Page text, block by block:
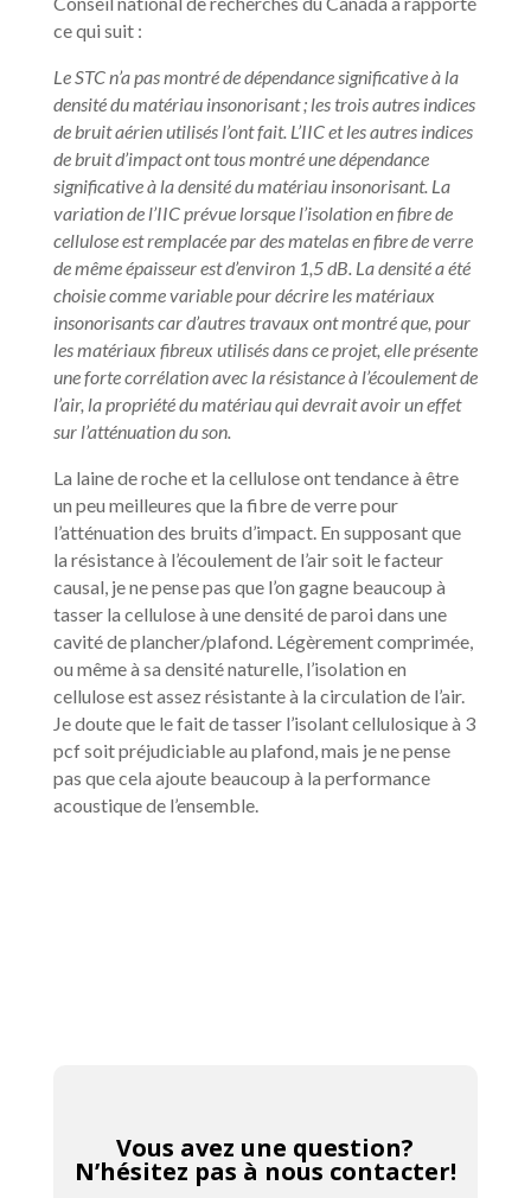
ce qui suit :
Le STC n’a pas montré de dépendance significative à la
densité du matériau insonorisant ; les trois autres indices
de bruit aérien utilisés l’ont fait. L’IIC et les autres indices
de bruit d’impact ont tous montré une dépendance
significative à la densité du matériau insonorisant. La
variation de l’IIC prévue lorsque l’isolation en fibre de
cellulose est remplacée par des matelas en fibre de verre
de même épaisseur est d’environ 1,5 dB. La densité a été
choisie comme variable pour décrire les matériaux
insonorisants car d’autres travaux ont montré que, pour
les matériaux fibreux utilisés dans ce projet, elle présente
une forte corrélation avec la résistance à l’écoulement de
l’air, la propriété du matériau qui devrait avoir un effet
sur l’atténuation du son.
La laine de roche et la cellulose ont tendance à être
un peu meilleures que la fibre de verre pour
l’atténuation des bruits d’impact. En supposant que
la résistance à l’écoulement de l’air soit le facteur
causal, je ne pense pas que l’on gagne beaucoup à
tasser la cellulose à une densité de paroi dans une
cavité de plancher/plafond. Légèrement comprimée,
ou même à sa densité naturelle, l’isolation en
cellulose est assez résistante à la circulation de l’air.
Je doute que le fait de tasser l’isolant cellulosique à 3
pcf soit préjudiciable au plafond, mais je ne pense
pas que cela ajoute beaucoup à la performance
acoustique de l’ensemble.
Vous avez une question?
N’hésitez pas à nous contacter!